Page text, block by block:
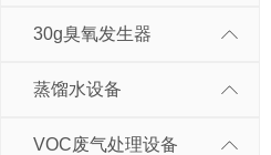
30g臭氧发生器
蒸馏水设备
VOC废气处理设备